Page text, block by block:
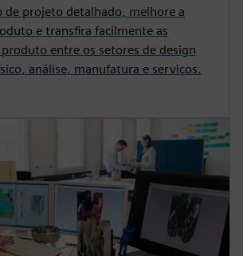
de projeto detalhado, melhore a
e transfira facilmente as
entre os setores de design
análise, manufatura e serviços.